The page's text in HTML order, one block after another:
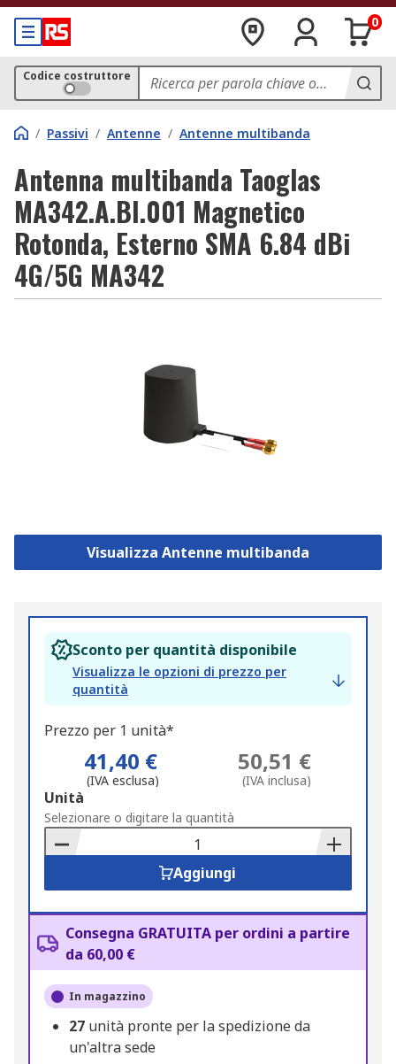
0
Codice costruttore
/ Passivi / Antenne / Antenne multibanda
Antenna multibanda Taoglas
MA342.A.BI.001 Magnetico
Rotonda, Esterno SMA 6.84 dBi
4G/5G MA342
Visualizza Antenne multibanda
Sconto per quantità disponibile
Visualizza le opzioni di prezzo per
quantità
Prezzo per 1 unità*
41,40 €
(IVA esclusa)
50,51 €
(IVA inclusa)
Add
to
Basket
Unità
Selezionare o digitare la quantità
Aggiungi
Consegna GRATUITA per ordini a partire
da 60,00 €
In magazzino
27 unità pronte per la spedizione da
un'altra sede